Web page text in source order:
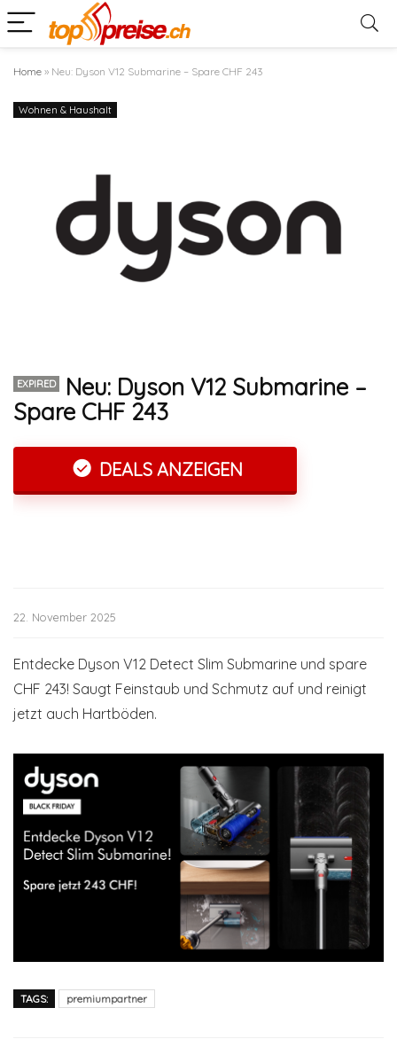
Home » Neu: Dyson V12 Submarine – Spare CHF 243
Wohnen & Haushalt
EXPIRED
Neu: Dyson V12 Submarine –
Spare CHF 243
DEALS ANZEIGEN
22. November 2025
Entdecke Dyson V12 Detect Slim Submarine und spare
CHF 243! Saugt Feinstaub und Schmutz auf und reinigt
jetzt auch Hartböden.
TAGS: premiumpartner